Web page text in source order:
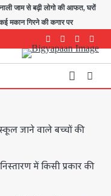
जाम से बढ़ी लोगो की आफत, घरों
कई मकान गिरने की कगार पर
Facebook
Instagram
youtube
जाने वाले बच्चों की
में किसी प्रकार की